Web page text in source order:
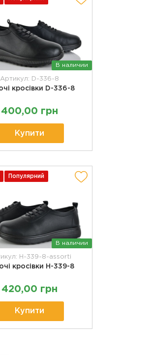
В наличии
Артикул: D-336-8
кросівки D-336-8
400,00 грн
Купити
Популярний
В наличии
H-339-8-assorti
кросівки H-339-8
420,00 грн
Купити